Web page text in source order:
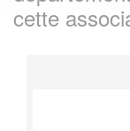
cette